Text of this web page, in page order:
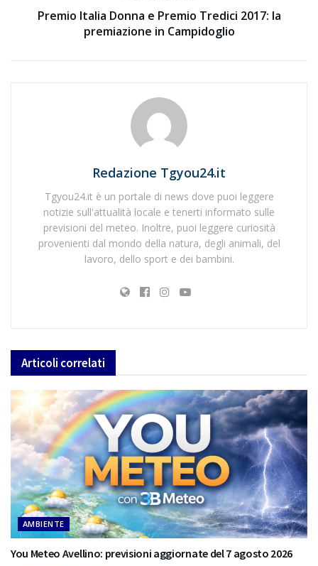
Premio Italia Donna e Premio Tredici 2017: la
premiazione in Campidoglio
Redazione Tgyou24.it
Tgyou24.it è un portale di news dove puoi leggere
notizie sull'attualità locale e tenerti informato sulle
previsioni del meteo. Inoltre, puoi leggere curiosità
provenienti dal mondo della natura, degli animali, del
lavoro, dello sport e dei bambini.
Articoli correlati
AMBIENTE
You Meteo Avellino: previsioni aggiornate del 7 agosto 2026